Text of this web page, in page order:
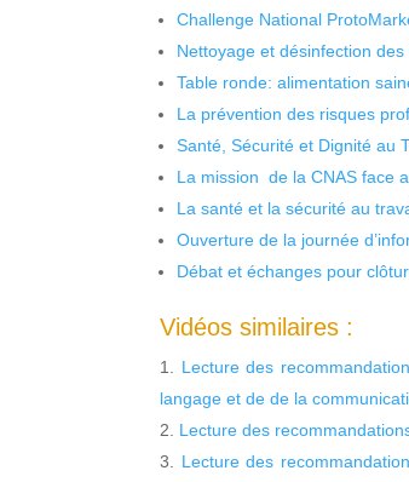
Challenge National
Nettoyage et désinfection des
Table ronde: alimentation
La prévention des risques
Santé, Sécurité et Dignité au
La mission de la CNAS face
La santé et la sécurité au
Ouverture de la journée
Débat et échanges pour
Vidéos similaires :
Lecture des
langage et de de la
Lecture des
Lecture des